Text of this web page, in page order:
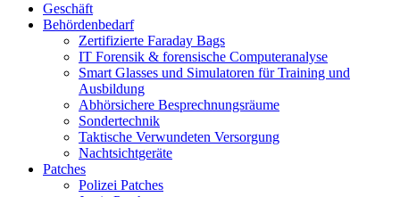
Geschäft
Behördenbedarf
Zertifizierte Faraday Bags
IT Forensik & forensische Computeranalyse
Smart Glasses und Simulatoren für Training und
Ausbildung
Abhörsichere Besprechnungsräume
Sondertechnik
Taktische Verwundeten Versorgung
Nachtsichtgeräte
Patches
Polizei Patches